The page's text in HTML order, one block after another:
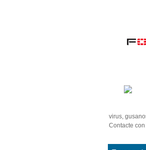
virus,
Contacte